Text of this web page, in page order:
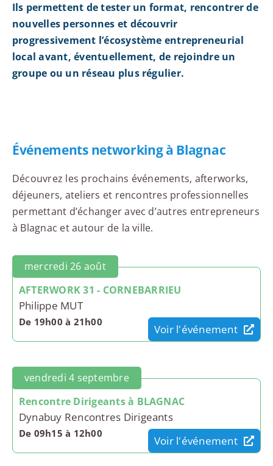
Ils permettent de tester un format, rencontrer de
nouvelles personnes et découvrir
progressivement l’écosystème entrepreneurial
local avant, éventuellement, de rejoindre un
groupe ou un réseau plus régulier.
Événements networking à Blagnac
Découvrez les prochains événements, afterworks,
déjeuners, ateliers et rencontres professionnelles
permettant d’échanger avec d’autres entrepreneurs
à Blagnac et autour de la ville.
mercredi 26 août
AFTERWORK 31 - CORNEBARRIEU
Philippe MUT
De 19h00 à 21h00
Voir l'événement
vendredi 4 septembre
Rencontre Dirigeants à BLAGNAC
Dynabuy Rencontres Dirigeants
De 09h15 à 12h00
Voir l'événement